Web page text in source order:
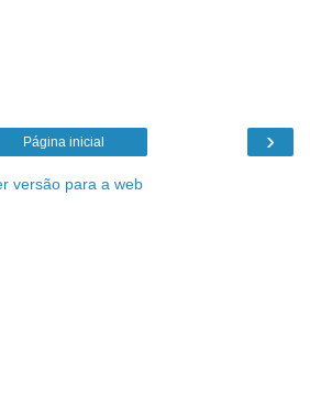
›
Página inicial
versão para a web